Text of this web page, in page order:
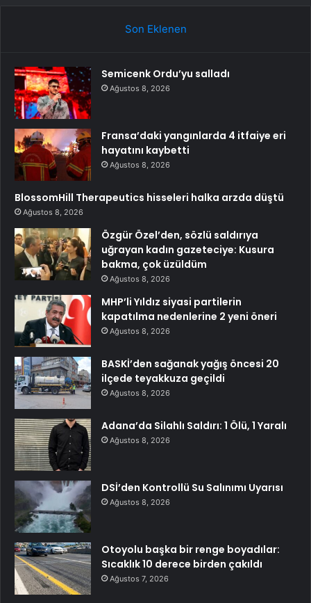
Son Eklenen
Semicenk Ordu’yu salladı
Ağustos 8, 2026
Fransa’daki yangınlarda 4 itfaiye eri
hayatını kaybetti
Ağustos 8, 2026
BlossomHill Therapeutics hisseleri halka arzda düştü
Ağustos 8, 2026
Özgür Özel’den, sözlü saldırıya
uğrayan kadın gazeteciye: Kusura
bakma, çok üzüldüm
Ağustos 8, 2026
MHP’li Yıldız siyasi partilerin
kapatılma nedenlerine 2 yeni öneri
Ağustos 8, 2026
BASKİ’den sağanak yağış öncesi 20
ilçede teyakkuza geçildi
Ağustos 8, 2026
Adana’da Silahlı Saldırı: 1 Ölü, 1 Yaralı
Ağustos 8, 2026
DSİ’den Kontrollü Su Salınımı Uyarısı
Ağustos 8, 2026
Otoyolu başka bir renge boyadılar:
Sıcaklık 10 derece birden çakıldı
Ağustos 7, 2026